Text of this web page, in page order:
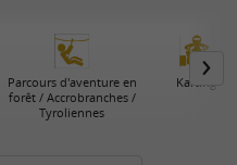
Parcours d'aventure en
forêt / Accrobranches /
Tyroliennes
Karting